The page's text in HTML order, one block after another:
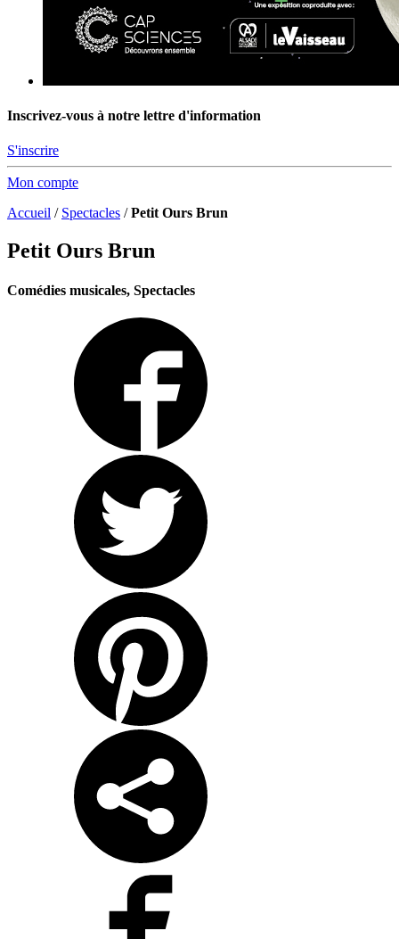
Inscrivez-vous à notre lettre d'information
S'inscrire
Mon compte
Accueil / Spectacles /Petit Ours Brun
Petit Ours Brun
Comédies musicales, Spectacles